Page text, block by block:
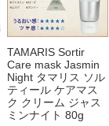
TAMARIS Sortir
Care mask Jasmin
Night タマリス ソル
ティール ケアマス
ク クリーム ジャス
ミンナイト 80g